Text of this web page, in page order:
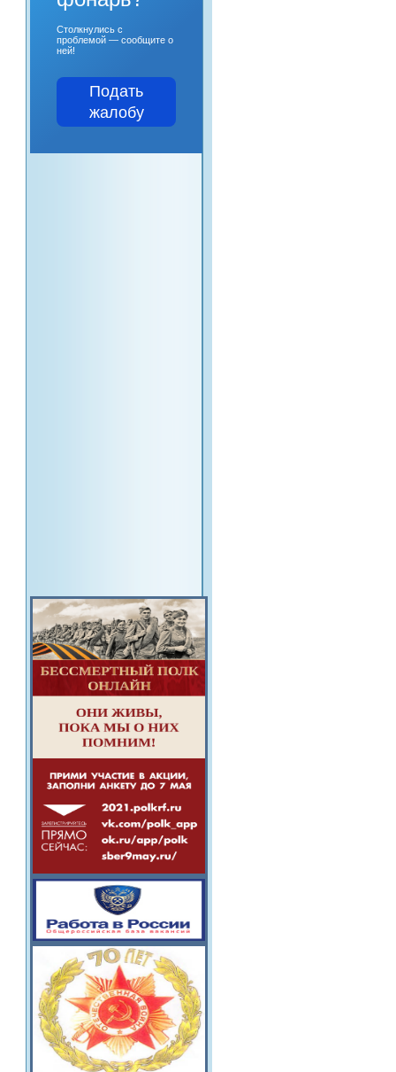
Столкнулись с
проблемой — сообщите о
ней!
Подать
жалобу